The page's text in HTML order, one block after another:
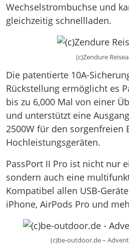
Wechselstrombuchse und
gleichzeitig schnellladen.
(c)Zendure
Die patentierte 10A-
Rückstellung ermöglicht es
bis zu 6,000 Mal von einer
und unterstützt eine
2500W für den sorgenfreien
Hochleistungsgeräten.
PassPort II Pro ist nicht nur
sondern auch eine
Kompatibel allen USB-
iPhone, AirPods Pro und
(c)be-outdoor.de –